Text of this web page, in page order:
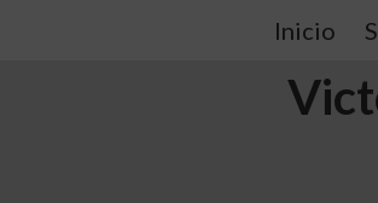
Inicio